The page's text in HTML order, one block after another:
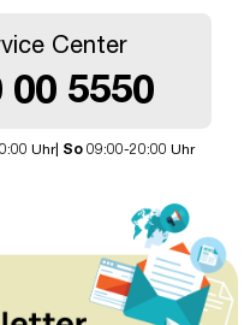
Center
00 5550
Uhr| So 09:00-20:00 Uhr